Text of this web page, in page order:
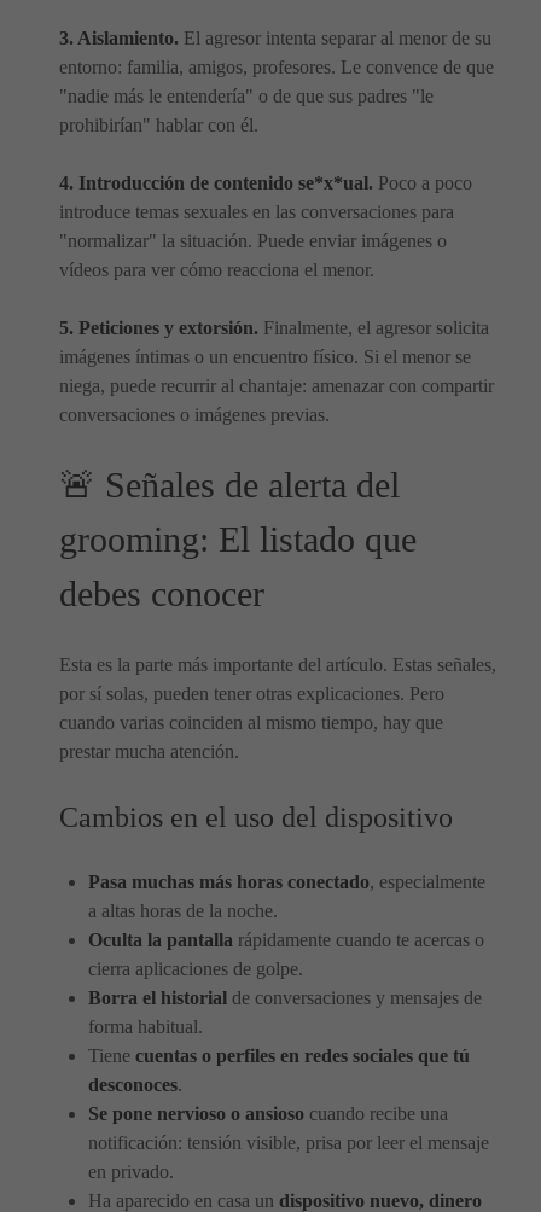
3. Aislamiento. El agresor intenta separar al menor de su
entorno: familia, amigos, profesores. Le convence de que
"nadie más le entendería" o de que sus padres "le
prohibirían" hablar con él.
4. Introducción de contenido se*x*ual. Poco a poco
introduce temas sexuales en las conversaciones para
"normalizar" la situación. Puede enviar imágenes o
vídeos para ver cómo reacciona el menor.
5. Peticiones y extorsión. Finalmente, el agresor solicita
imágenes íntimas o un encuentro físico. Si el menor se
niega, puede recurrir al chantaje: amenazar con compartir
conversaciones o imágenes previas.
🚨 Señales de alerta del
grooming: El listado que
debes conocer
Esta es la parte más importante del artículo. Estas señales,
por sí solas, pueden tener otras explicaciones. Pero
cuando varias coinciden al mismo tiempo, hay que
prestar mucha atención.
Cambios en el uso del dispositivo
Pasa muchas más horas conectado, especialmente
a altas horas de la noche.
Oculta la pantalla rápidamente cuando te acercas o
cierra aplicaciones de golpe.
Borra el historial de conversaciones y mensajes de
forma habitual.
Tiene cuentas o perfiles en redes sociales que tú
desconoces.
Se pone nervioso o ansioso cuando recibe una
notificación: tensión visible, prisa por leer el mensaje
en privado.
Ha aparecido en casa un dispositivo nuevo, dinero